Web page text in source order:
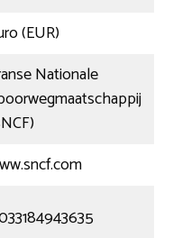
(EUR)
Nationale